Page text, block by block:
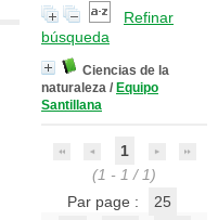
Refinar
búsqueda
Ciencias de la
naturaleza / Equipo
Santillana
1
(1 - 1 / 1)
Par page :
25